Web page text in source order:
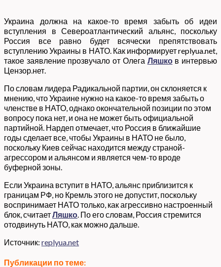
Украина должна на какое-то время забыть об идеи
вступления в Североатлантический альянс, поскольку
Россия все равно будет всячески препятствовать
вступлению Украины в НАТО. Как информирует replyua.net,
такое заявление прозвучало от Олега Ляшков интервью
Цензор.нет.
По словам лидера Радикальной партии, он склоняется к
мнению, что Украине нужно на какое-то время забыть о
членстве в НАТО, однако окончательной позиции по этом
вопросу пока нет, и она не может быть официальной
партийной. Нардеп отмечает, что Россия в ближайшие
годы сделает все, чтобы Украины в НАТО не было,
поскольку Киев сейчас находится между страной-
агрессором и альянсом и является чем-то вроде
буферной зоны.
Если Украина вступит в НАТО, альянс приблизится к
границам РФ, но Кремль этого не допустит, поскольку
воспринимает НАТО только, как агрессивно настроенный
блок, считаетЛяшко. По его словам, Россия стремится
отодвинуть НАТО, как можно дальше.
Источник: replyua.net
Публикации по теме: